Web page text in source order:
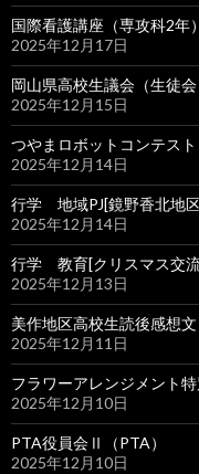
国際看護講座（専攻科2年）
2025年12月17日
岡山県高校生議会（生徒会
2025年12月15日
つやまロボットコンテスト
2025年12月14日
行学 地域PJ[鏡野香北地
2025年12月14日
行学 教育[クリスマス交流
2025年12月13日
美作地区高校生読後感想
2025年12月11日
フラワーアレンジメント
2025年12月10日
PTA役員会Ⅱ（PTA）
2025年12月10日